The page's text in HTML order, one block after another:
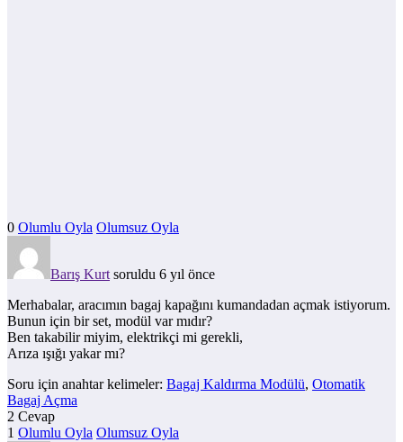
0 Olumlu Oyla Olumsuz Oyla
Barış Kurt soruldu 6 yıl önce
Merhabalar, aracımın bagaj kapağını kumandadan açmak istiyorum.
Bunun için bir set, modül var mıdır?
Ben takabilir miyim, elektrikçi mi gerekli,
Arıza ışığı yakar mı?
Soru için anahtar kelimeler: Bagaj Kaldırma Modülü, Otomatik
Bagaj Açma
2 Cevap
1 Olumlu Oyla Olumsuz Oyla